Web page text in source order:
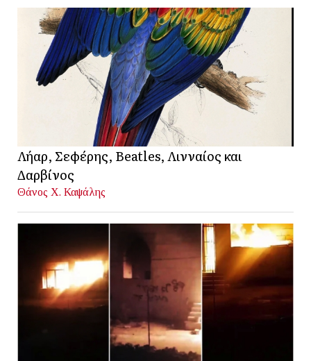
Λήαρ, Σεφέρης, Beatles, Λινναίος και
Δαρβίνος
Θάνος Χ. Καψάλης